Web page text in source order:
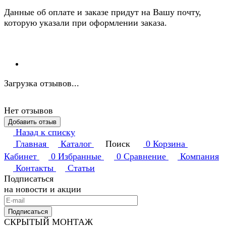
Данные об оплате и заказе придут на Вашу почту,
которую указали при оформлении заказа.
Загрузка отзывов...
Нет отзывов
Добавить отзыв
Назад к списку
Главная
Каталог Поиск 0 Корзина
Кабинет
0 Избранные 0 Сравнение
Компания
Контакты
Статьи
Подписаться
на новости и акции
Подписаться
СКРЫТЫЙ МОНТАЖ